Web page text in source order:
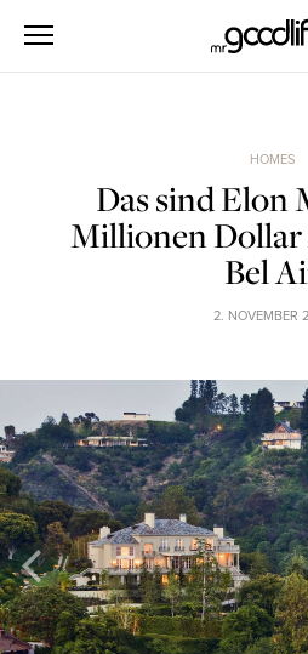
HOMES
Das sind Elon
Millionen Dollar
Bel
2. NOVEMBER